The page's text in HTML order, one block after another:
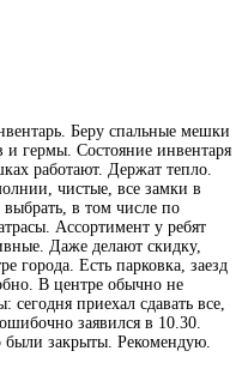
Беру спальные мешки
и гермы. Состояние инвентаря
работают. Держат тепло.
чистые, все замки в
выбрать, в том числе по
Ассортимент у ребят
Даже делают скидку,
города. Есть парковка, заезд
В центре обычно не
сегодня приехал сдавать все,
заявился в 10.30.
были закрыты. Рекомендую.